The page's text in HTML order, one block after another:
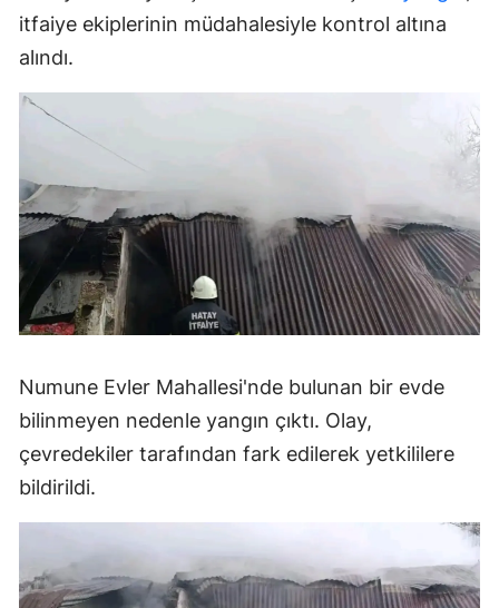
itfaiye ekiplerinin müdahalesiyle kontrol altına
alındı.
Numune Evler Mahallesi'nde bulunan bir evde
bilinmeyen nedenle yangın çıktı. Olay,
çevredekiler tarafından fark edilerek yetkililere
bildirildi.